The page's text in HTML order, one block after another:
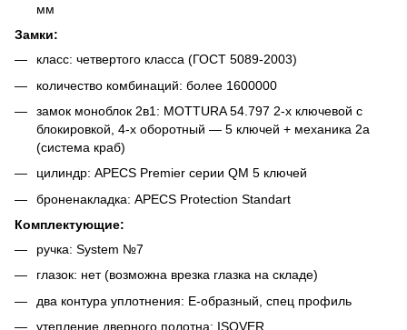
мм
Замки:
класс: четвертого класса (ГОСТ 5089-2003)
количество комбинаций: более 1600000
замок моноблок 2в1: MOTTURA 54.797 2-х ключевой с
блокировкой, 4-х оборотный — 5 ключей + механика 2а
(система краб)
цилиндр: APECS Premier серии QM 5 ключей
броненакладка: APECS Protection Standart
Комплектующие:
ручка: System №7
глазок: нет (возможна врезка глазка на складе)
два контура уплотнения: Е-образный, спец профиль
утепление дверного полотна: ISOVER